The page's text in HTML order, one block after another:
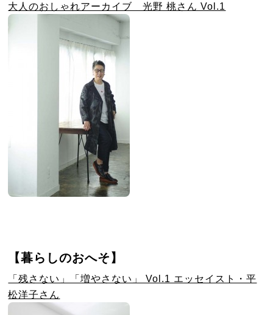
大人のおしゃれアーカイブ 光野 桃さん Vol.1
【暮らしのおへそ】
「残さない」「増やさない」 Vol.1 エッセイスト・平
松洋子さん